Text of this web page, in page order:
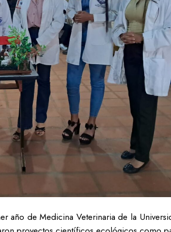
año de Medicina Veterinaria de la